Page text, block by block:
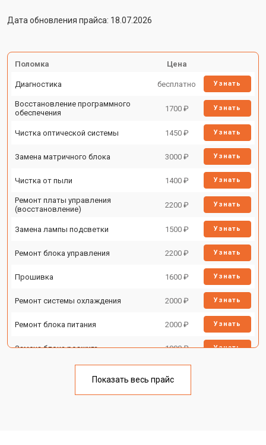
Дата обновления прайса: 18.07.2026
Поломка Цена
Диагностика бесплатно Узнать
Восстановление программного
обеспечения
1700 ₽ Узнать
Чистка оптической системы 1450 ₽ Узнать
Замена матричного блока 3000 ₽ Узнать
Чистка от пыли 1400 ₽ Узнать
Ремонт платы управления
(восстановление)
2200 ₽ Узнать
Замена лампы подсветки 1500 ₽ Узнать
Ремонт блока управления 2200 ₽ Узнать
Прошивка 1600 ₽ Узнать
Ремонт системы охлаждения 2000 ₽ Узнать
Ремонт блока питания 2000 ₽ Узнать
Замена блока розжига 1900 ₽ Узнать
Показать весь прайс